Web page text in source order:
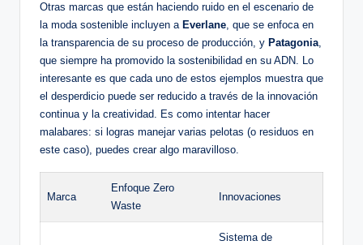
Otras marcas que están haciendo ruido en el escenario de
la moda sostenible incluyen a Everlane, que se enfoca en
la transparencia de su proceso de producción, y Patagonia,
que siempre ha promovido la sostenibilidad en su ADN. Lo
interesante es que cada uno de estos ejemplos muestra que
el desperdicio puede ser reducido a través de la innovación
continua y la creatividad. Es como intentar hacer
malabares: si logras manejar varias pelotas (o residuos en
este caso), puedes crear algo maravilloso.
Marca
Enfoque Zero
Waste
Innovaciones
Sistema de